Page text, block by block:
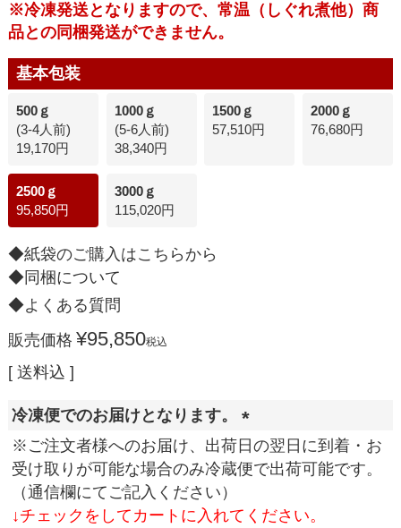
※冷凍発送となりますので、常温（しぐれ煮他）商
品との同梱発送ができません。
基本包装
500ｇ
(3-4人前)
19,170円
1000ｇ
(5-6人前)
38,340円
1500ｇ
57,510円
2000ｇ
76,680円
2500ｇ
95,850円
3000ｇ
115,020円
◆紙袋のご購入はこちらから
◆同梱について
◆よくある質問
販売価格 ¥95,850税込
送料込
冷凍便でのお届けとなります。
(
必
)
※ご注文者様へのお届け、出荷日の翌日に到着・お
受け取りが可能な場合のみ冷蔵便で出荷可能です。
（通信欄にてご記入ください）
↓チェックをしてカートに入れてください。